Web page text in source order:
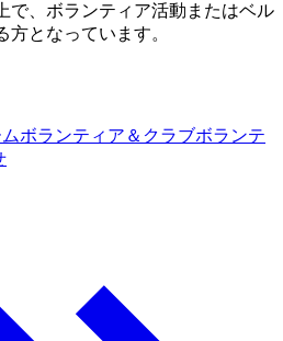
で、ボランティア活動またはベル
となっています。
ボランティア＆クラブボランテ